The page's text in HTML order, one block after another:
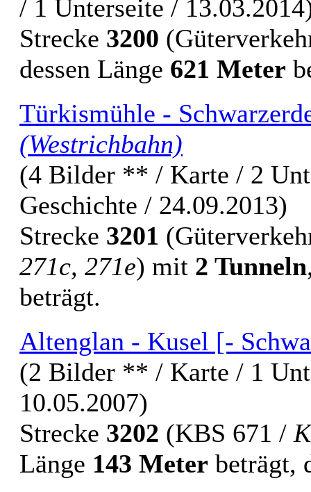
/ 1 Unterseite /
Strecke 3200
dessen Länge 621 Meter
Türkismühle -
(Westrichbahn)
(4 Bilder ** / Karte / 2
Geschichte / 24.09.2013)
Strecke 3201
271c, 271e) mit 2 Tunneln
beträgt.
Altenglan - Kusel [-
(2 Bilder ** / Karte / 1
10.05.2007)
Strecke 3202 (KBS 671 /
Länge 143 Meter beträgt,